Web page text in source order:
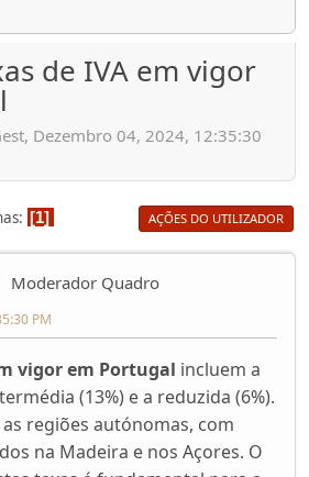
de IVA em vigor
Dezembro 04, 2024, 12:35:30
1 AÇÕES DO UTILIZADOR
Moderador Quadro
PM
vigor em Portugal incluem a
(13%) e a reduzida (6%).
regiões autónomas, com
na Madeira e nos Açores. O